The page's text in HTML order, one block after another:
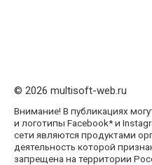
© 2026 multisoft-web.ru
Внимание! В публикациях
и логотипы Facebook* и
сети являются продуктами
деятельность которой
запрещена на территории